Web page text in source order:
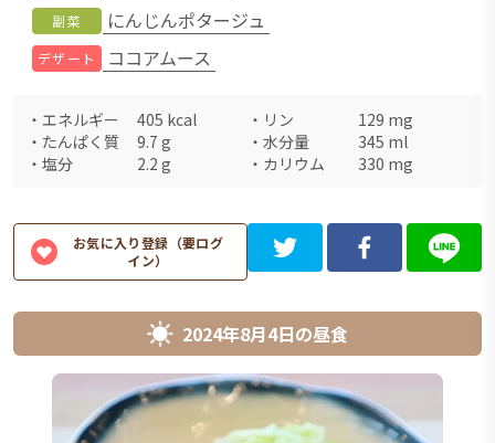
副菜 にんじんポタージュ
デザート ココアムース
・ エネルギー 405 kcal ・ リン 129 mg
・ たんぱく質 9.7 g ・ 水分量 345 ml
・ 塩分 2.2 g ・ カリウム 330 mg
お気に入り登録（要ログ
イン）
2024年8月4日の昼食